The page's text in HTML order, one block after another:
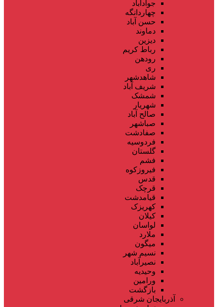
جوادآباد
چهاردانگه
حسن آباد
دماوند
دیزین
رباط کریم
رودهن
ری
شاهدشهر
شریف آباد
شمشک
شهریار
صالح آباد
صباشهر
صفادشت
فردوسیه
گلستان
فشم
فیروزکوه
قدس
قرچک
قیامدشت
کهریزک
کیلان
لواسان
ملارد
میگون
نسیم شهر
نصیرآباد
وحیدیه
ورامین
بازگشت
آذربایجان شرقی